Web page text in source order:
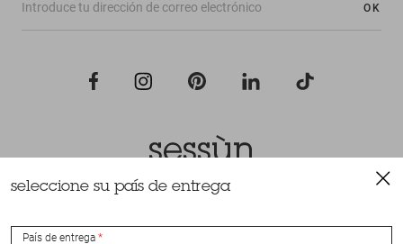
OK
Todos los derechos reservados Sessùn 2022
seleccione su país de entrega
País de entrega